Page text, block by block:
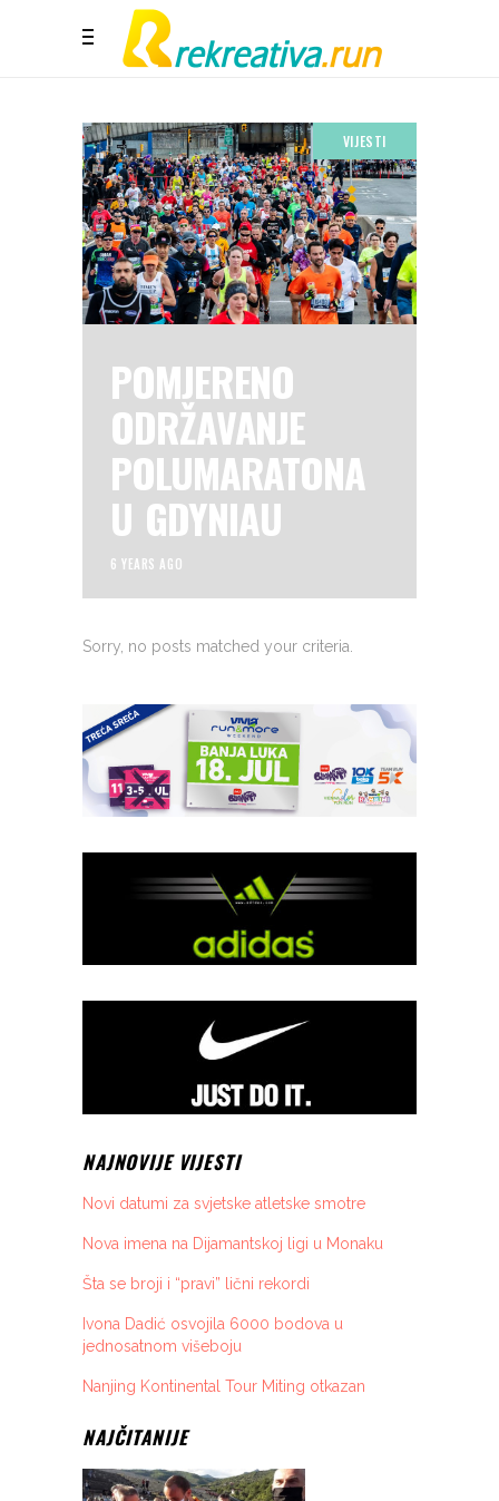
VIJESTI
POMJERENO
ODRŽAVANJE
POLUMARATONA
U GDYNIAU
6 YEARS AGO
Sorry, no posts matched your criteria.
NAJNOVIJE VIJESTI
Novi datumi za svjetske atletske smotre
Nova imena na Dijamantskoj ligi u Monaku
Šta se broji i “pravi” lični rekordi
Ivona Dadić osvojila 6000 bodova u
jednosatnom višeboju
Nanjing Kontinental Tour Miting otkazan
NAJČITANIJE